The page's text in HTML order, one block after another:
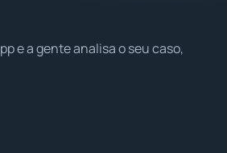
e a gente analisa o seu caso,